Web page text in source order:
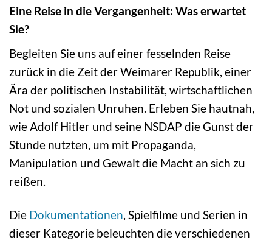
Eine Reise in die Vergangenheit: Was erwartet
Sie?
Begleiten Sie uns auf einer fesselnden Reise
zurück in die Zeit der Weimarer Republik, einer
Ära der politischen Instabilität, wirtschaftlichen
Not und sozialen Unruhen. Erleben Sie hautnah,
wie Adolf Hitler und seine NSDAP die Gunst der
Stunde nutzten, um mit Propaganda,
Manipulation und Gewalt die Macht an sich zu
reißen.
Die Dokumentationen , Spielfilme und Serien in
dieser Kategorie beleuchten die verschiedenen